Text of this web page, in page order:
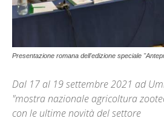
Presentazione romana dell'edizione speciale
Dal 17 al 19 settembre 2021 ad
"mostra nazionale agricoltura
con le ultime novità del settore